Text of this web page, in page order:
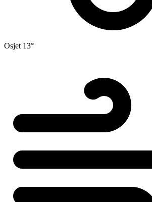
Osjet 13°